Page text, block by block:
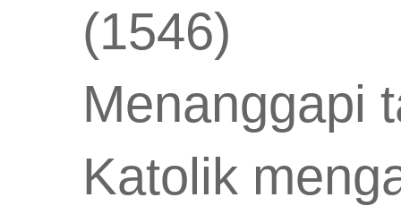
(1546)
Menanggapi
Katolik